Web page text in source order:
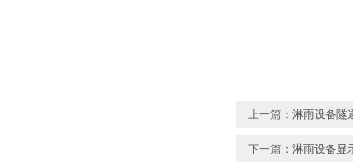
上一篇： 淋雨设备隧
下一篇： 淋雨设备显